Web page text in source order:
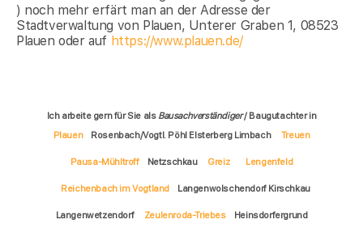
) noch mehr erfärt man an der Adresse der
Stadtverwaltung von Plauen, Unterer Graben 1, 08523
Plauen oder auf https://www.plauen.de/
Ich arbeite gern für Sie als Bausachverständiger/ Baugutachter in
Plauen
Rosenbach/Vogtl. Pöhl Elsterberg Limbach Treuen
Pausa-Mühltroff Netzschkau Greiz Lengenfeld
Reichenbach im Vogtland Langenwolschendorf Kirschkau
Langenwetzendorf Zeulenroda-Triebes
Heinsdorfergrund